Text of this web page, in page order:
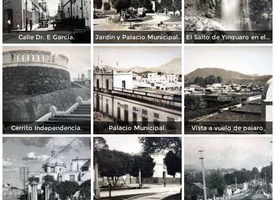
Calle Dr. E Garcia. Jardin y Palacio Municipal. El Salto de Yinguaro en el pueblo de Las Rosas Mpio. de Zitácuaro, Michoacán.( Fechada el 9 de Abril de 1933 ).
Cerrito Independencia. Palacio Municipal. Vista a vuelo de pajaro.